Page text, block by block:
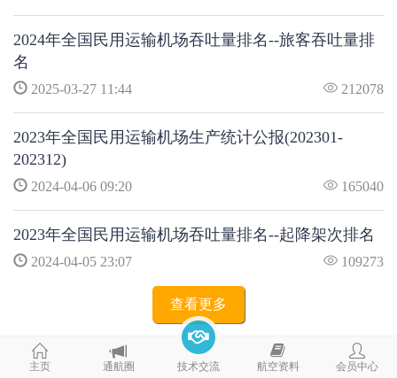
2024年全国民用运输机场吞吐量排名--旅客吞吐量排
名
2025-03-27 11:44 212078
2023年全国民用运输机场生产统计公报(202301-
202312)
2024-04-06 09:20 165040
2023年全国民用运输机场吞吐量排名--起降架次排名
2024-04-05 23:07 109273
查看更多
主页 通航圈 技术交流 航空资料 会员中心